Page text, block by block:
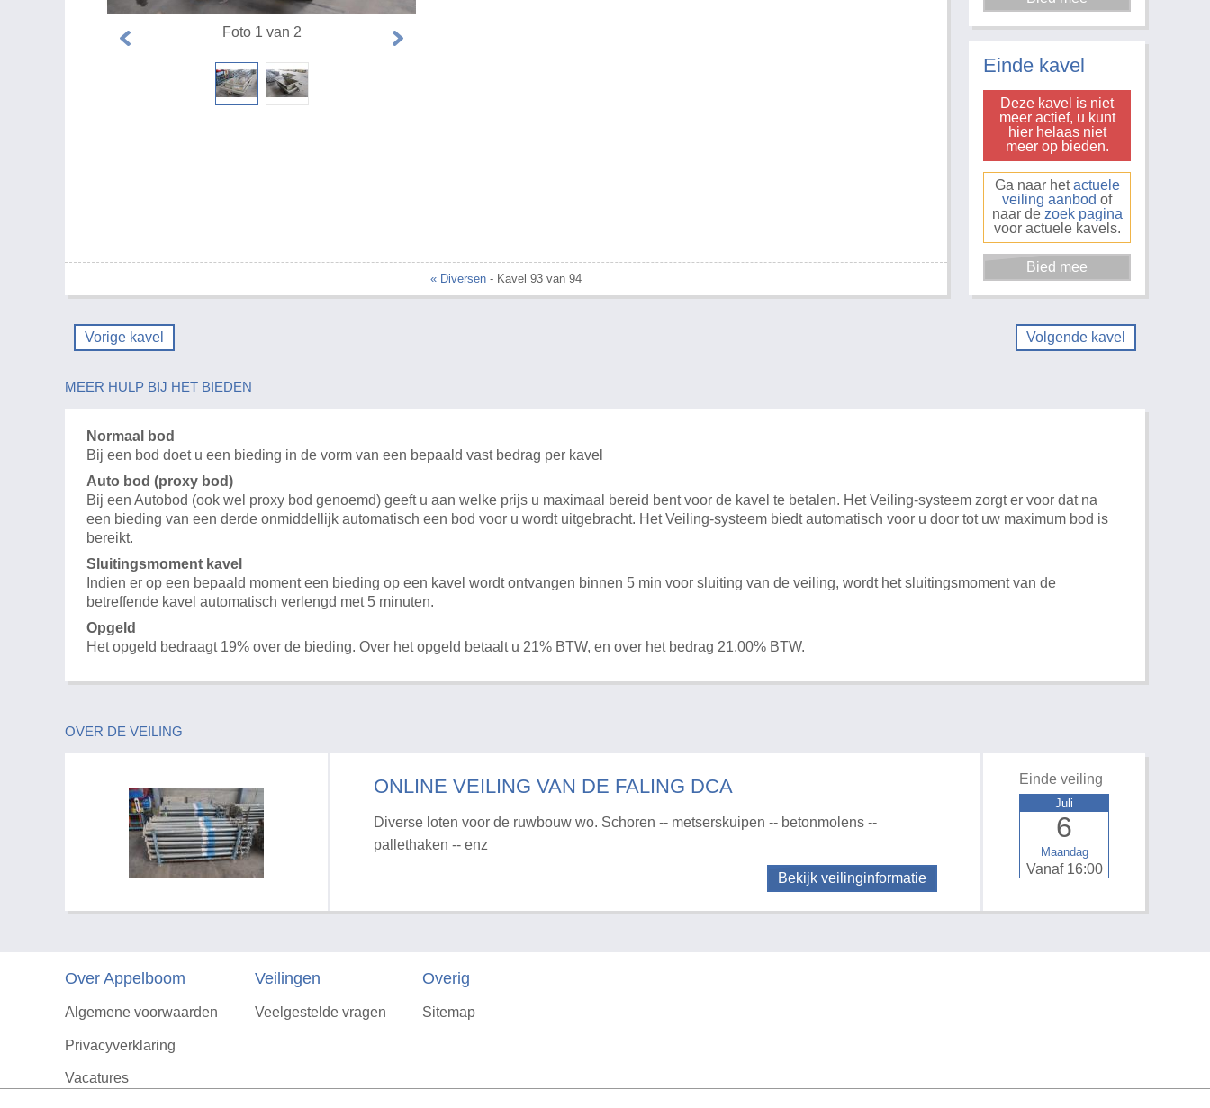
Foto 1 van 2
« Diversen - Kavel 93 van 94
Einde kavel
Deze kavel is niet
meer actief, u kunt
hier helaas niet
meer op bieden.
Ga naar hetactuele
veiling aanbod of
naar de zoek pagina
voor actuele kavels.
Vorige kavel Volgende kavel
MEER HULP BIJ HET BIEDEN
Normaal bod
Bij een bod doet u een bieding in de vorm van een bepaald vast bedrag per kavel
Auto bod (proxy bod)
Bij een Autobod (ook wel proxy bod genoemd) geeft u aan welke prijs u maximaal bereid bent voor de kavel te betalen. Het Veiling-systeem zorgt er voor dat na
een bieding van een derde onmiddellijk automatisch een bod voor u wordt uitgebracht. Het Veiling-systeem biedt automatisch voor u door tot uw maximum bod is
bereikt.
Sluitingsmoment kavel
Indien er op een bepaald moment een bieding op een kavel wordt ontvangen binnen 5 min voor sluiting van de veiling, wordt het sluitingsmoment van de
betreffende kavel automatisch verlengd met 5 minuten.
Opgeld
Het opgeld bedraagt 19% over de bieding. Over het opgeld betaalt u 21% BTW, en over het bedrag 21,00% BTW.
OVER DE VEILING
ONLINE VEILING VAN DE FALING DCA
Diverse loten voor de ruwbouw wo. Schoren -- metserskuipen -- betonmolens --
pallethaken -- enz
Bekijk veilinginformatie
Einde veiling
Maandag
6
Juli
Vanaf 16:00
Over Appelboom
Algemene voorwaarden
Privacyverklaring
Vacatures
Veilingen
Veelgestelde vragen
Overig
Sitemap